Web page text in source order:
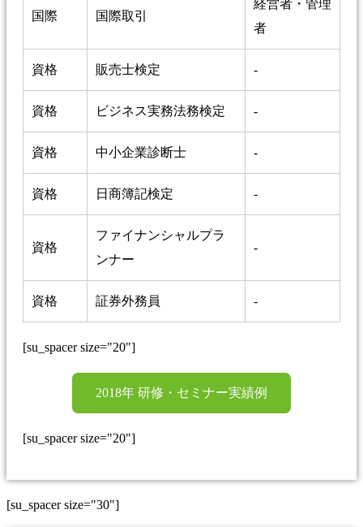
国際 国際取引
経営者・管理
者
資格 販売士検定 -
資格 ビジネス実務法務検定 -
資格 中小企業診断士 -
資格 日商簿記検定 -
資格
ファイナンシャルプラ
ンナー
-
資格 証券外務員 -
[su_spacer size="20"]
2018年 研修・セミナー実績例
[su_spacer size="20"]
[su_spacer size="30"]